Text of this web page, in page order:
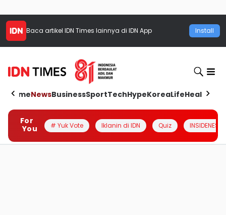
Baca artikel IDN Times lainnya di IDN App Install
HomeNewsBusinessSportTechHypeKoreaLifeHealth
For
You
# Yuk Vote Iklanin di IDN Quiz INSIDENESIA